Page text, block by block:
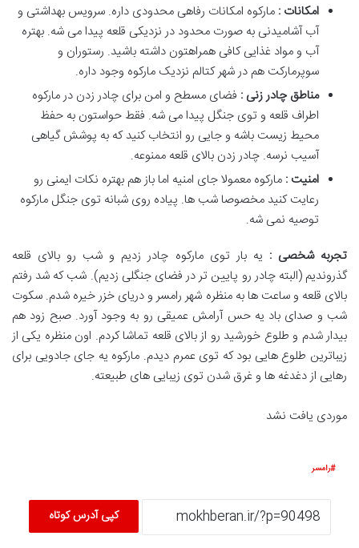
امکانات : مارکوه امکانات رفاهی محدودی داره. سرویس بهداشتی و
آب آشامیدنی به صورت محدود در نزدیکی قلعه پیدا می شه. بهتره
آب و مواد غذایی کافی همراهتون داشته باشید. رستوران و
سوپرمارکت هم در شهر کتالم نزدیک مارکوه وجود داره.
مناطق چادر زنی : فضای مسطح و امن برای چادر زدن در مارکوه
اطراف قلعه و توی جنگل پیدا می شه. فقط حواستون به حفظ
محیط زیست باشه و جایی رو انتخاب کنید که به پوشش گیاهی
آسیب نرسه. چادر زدن بالای قلعه ممنوعه.
امنیت : مارکوه معمولا جای امنیه اما باز هم بهتره نکات ایمنی رو
رعایت کنید مخصوصا شب ها. پیاده روی شبانه توی جنگل مارکوه
توصیه نمی شه.
تجربه شخصی : یه بار توی مارکوه چادر زدیم و شب رو بالای قلعه
گذروندیم (البته چادر رو پایین تر در فضای جنگلی زدیم). شب که شد رفتم
بالای قلعه و ساعت ها به منظره شهر رامسر و دریای خزر خیره شدم. سکوت
شب و صدای باد یه حس آرامش عمیقی رو به وجود آورد. صبح زود هم
بیدار شدم و طلوع خورشید رو از بالای قلعه تماشا کردم. اون منظره یکی از
زیباترین طلوع هایی بود که توی عمرم دیدم. مارکوه یه جای جادویی برای
رهایی از دغدغه ها و غرق شدن توی زیبایی های طبیعته.
موردی یافت نشد
رامسر
کپی آدرس کوتاه